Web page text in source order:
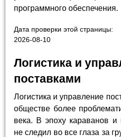
программного обеспечения.
Дата проверки этой страницы:
2026-08-10
Логистика и
поставками
Логистика и управление
обществе более
века. В эпоху караванов и
не следил во все глаза за